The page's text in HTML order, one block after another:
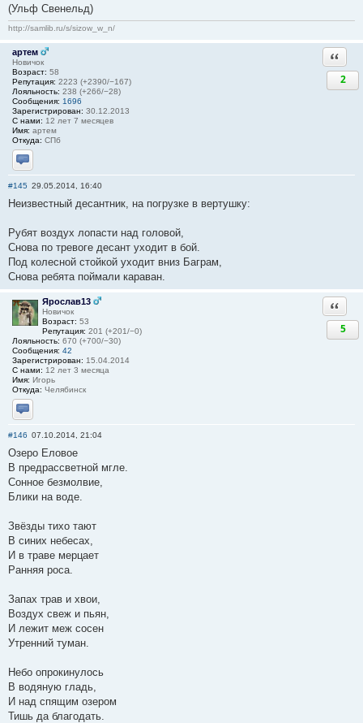
(Ульф Свенельд)
http://samlib.ru/s/sizow_w_n/
артем
Новичок
Возраст: 58
Репутация: 2223 (+2390/−167)
Лояльность: 238 (+266/−28)
Сообщения: 1696
Зарегистрирован: 30.12.2013
С нами: 12 лет 7 месяцев
Имя: артем
Откуда: СПб
Отправить личное сообщение
2
#145 29.05.2014, 16:40
Неизвестный десантник, на погрузке в вертушку:
Рубят воздух лопасти над головой,
Снова по тревоге десант уходит в бой.
Под колесной стойкой уходит вниз Баграм,
Снова ребята поймали караван.
Ярослав13
Новичок
Возраст: 53
Репутация: 201 (+201/−0)
Лояльность: 670 (+700/−30)
Сообщения: 42
Зарегистрирован: 15.04.2014
С нами: 12 лет 3 месяца
Имя: Игорь
Откуда: Челябинск
Отправить личное сообщение
5
#146 07.10.2014, 21:04
Озеро Еловое
В предрассветной мгле.
Сонное безмолвие,
Блики на воде.
Звёзды тихо тают
В синих небесах,
И в траве мерцает
Ранняя роса.
Запах трав и хвои,
Воздух свеж и пьян,
И лежит меж сосен
Утренний туман.
Небо опрокинулось
В водяную гладь,
И над спящим озером
Тишь да благодать.